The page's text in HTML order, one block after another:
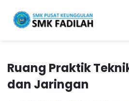
Ruang Praktik
dan Jaringan